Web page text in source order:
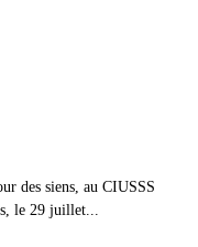
des siens, au CIUSSS
le 29 juillet...